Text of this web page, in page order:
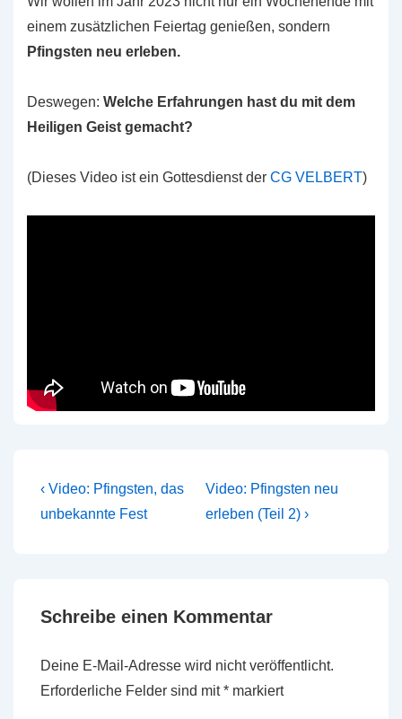
einem zusätzlichen Feiertag genießen, sondern
Pfingsten neu erleben.
Deswegen: Welche Erfahrungen hast du mit dem
Heiligen Geist gemacht?
(Dieses Video ist ein Gottesdienst der CG VELBERT)
Beitragsnavigation
Vorheriger
Beitrag
‹ Video: Pfingsten, das
unbekannte Fest
Nächster
Beitrag
Video: Pfingsten neu
erleben (Teil 2) ›
Schreibe einen Kommentar
Deine E-Mail-Adresse wird nicht veröffentlicht.
Erforderliche Felder sind mit* markiert